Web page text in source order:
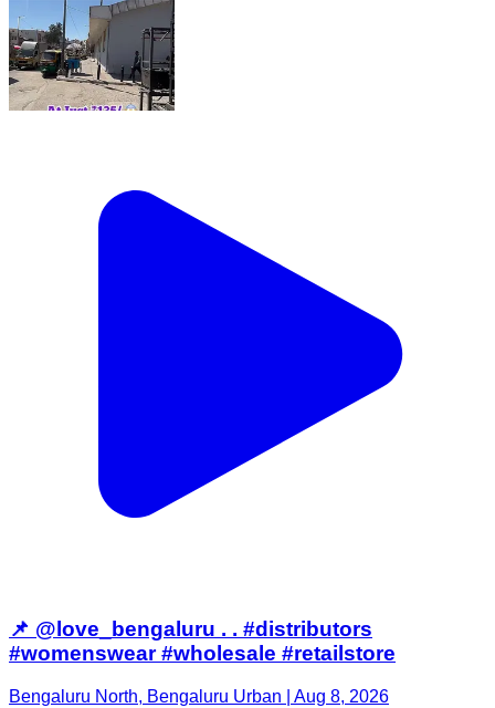
📌 @love_bengaluru . . #distributors
#womenswear #wholesale #retailstore
Bengaluru North, Bengaluru Urban | Aug 8, 2026